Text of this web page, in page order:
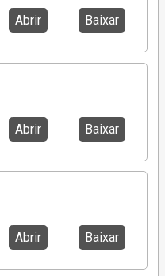
Abrir Baixar
Abrir Baixar
Abrir Baixar